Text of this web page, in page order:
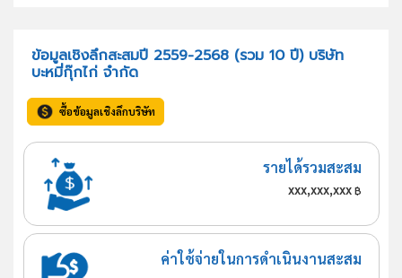
ข้อมูลเชิงลึกสะสมปี 2559-2568 (รวม 10 ปี) บริษัท
บะหมี่กุ๊กไก่ จำกัด
ซื้อข้อมูลเชิงลึกบริษัท
รายได้รวมสะสม
xxx,xxx,xxx฿
ค่าใช้จ่ายในการดำเนินงานสะสม